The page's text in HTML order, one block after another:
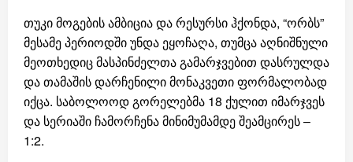
თუკი მოგების ამბიცია და რესურსი ჰქონდა, “ორბს”
მესამე პერიოდში უნდა ეყოჩაღა, თუმცა აღნიშნული
მეოთხედიც მასპინძელთა გამარჯვებით დასრულდა
და თამაშის დარჩენილი მონაკვეთი ფორმალობად
იქცა. საბოლოოდ გორელებმა 18 ქულით იმარჯვეს
და სერიაში ჩამორჩენა მინიმუმამდე შეამცირეს –
1:2.